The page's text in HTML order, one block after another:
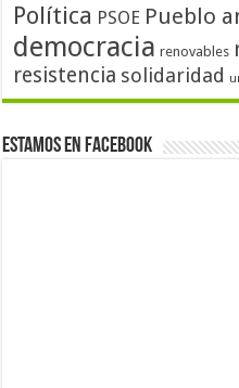
Política PSOE Pueblo
democracia renovables
resistencia solidaridad
Estamos en Facebook